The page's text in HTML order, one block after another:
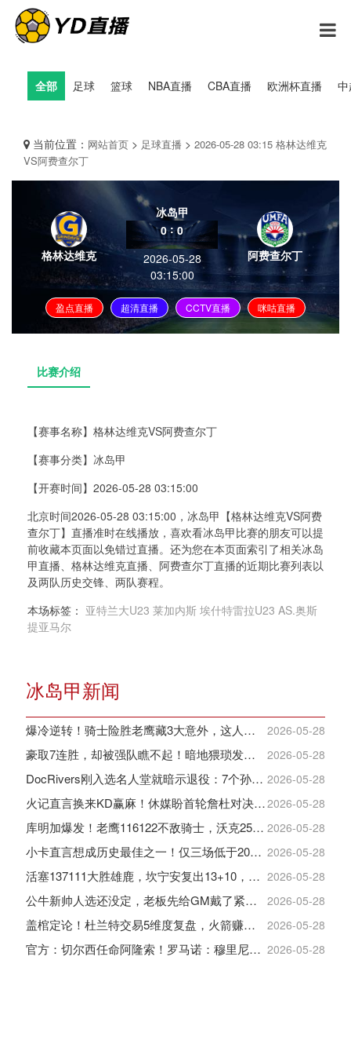
全部 足球 篮球 NBA直播 CBA直播 欧洲杯直播
当前位置： 网站首页 > 足球直播 > 2026-05-28 03:15 格林达维克
VS阿费查尔丁
格林达维克
冰岛甲
0:0
2026-05-28
03:15:00
阿费查尔丁
盈点直播 超清直播 CCTV直播 咪咕直播
比赛介绍
【赛事名称】 格林达维克VS阿费查尔丁
【赛事分类】 冰岛甲
【开赛时间】 2026-05-28 03:15:00
北京时间2026-05-28 03:15:00，冰岛甲【格林达维克VS阿费
查尔丁】直播准时在线播放，喜欢看冰岛甲比赛的朋友可以提
前收藏本页面以免错过直播。还为您在本页面索引了相关冰岛
甲直播、格林达维克直播、阿费查尔丁直播的近期比赛列表以
及两队历史交锋、两队赛程。
本场标签： 亚特兰大U23 莱加内斯 埃什特雷拉U23 AS.奥斯
提亚马尔
冰岛甲新闻
爆冷逆转！骑士险胜老鹰藏3大意外，这人彻底沦为季后赛鸡肋 2026-05-28
豪取7连胜，却被强队瞧不起！暗地猥琐发育，雷霆卫冕的劲敌来了 2026-05-28
DocRivers刚入选名人堂就暗示退役：7个孙辈等不起了 2026-05-28
火记直言换来KD赢麻！休媒盼首轮詹杜对决：湖人内部生嫌隙利火箭2026-05-28
库明加爆发！老鹰116122不敌骑士，沃克25+4+2+2，约翰逊12+11+6 2026-05-28
小卡直言想成历史最佳之一！仅三场低于20+入巅峰保底最佳三阵 2026-05-28
活塞137111大胜雄鹿，坎宁安复出13+10，杜伦21分9板 2026-05-28
公牛新帅人选还没定，老板先给GM戴了紧箍咒 2026-05-28
盖棺定论！杜兰特交易5维度复盘，火箭赚大了，太阳只赢在未来 2026-05-28
官方：切尔西任命阿隆索！罗马诺：穆里尼奥对重返皇马感到激动！ 2026-05-28